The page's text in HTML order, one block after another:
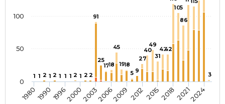
1 1 2 1 2 1 1 1 2 1 2 2
91
25
1718
45
1918
5 9
27
40
49
31
4242
105
86
3
1980 1996 2003 2009 2015 2021
1990 2000 2006 2012 2018 2024
0
50
100